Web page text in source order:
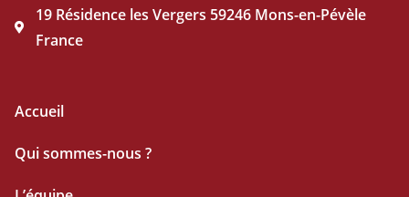
19 Résidence les Vergers 59246 Mons-en-Pévèle
France
Accueil
Qui sommes-nous ?